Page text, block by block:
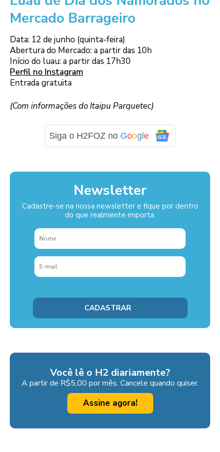
Mercado Barrageiro
Data: 12 de junho (quinta-feira)
Abertura do Mercado: a partir das 10h
Início do luau: a partir das 17h30
Perfil no Instagram
Entrada gratuita
(Com informações do Itaipu Parquetec)
Siga o H2FOZ no Google
Newsletter
Cadastre-se na nossa newsletter e fique por dentro
do que realmente importa.
Você lê o H2 diariamente?
A partir de R$5,00 por mês. Cancele quando quiser.
Assine agora!